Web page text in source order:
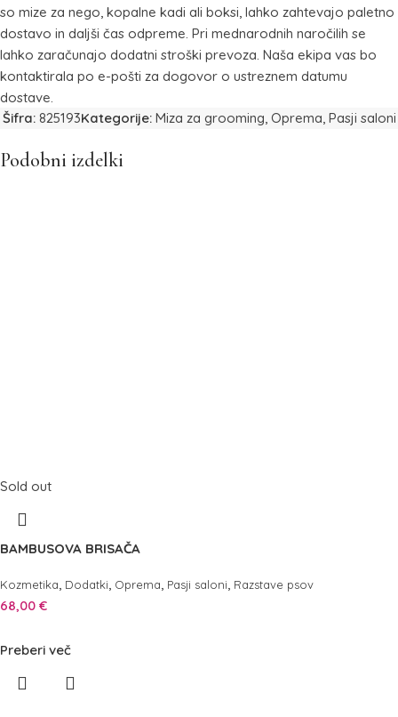
so mize za nego, kopalne kadi ali boksi, lahko zahtevajo paletno
dostavo in daljši čas odpreme. Pri mednarodnih naročilih se
lahko zaračunajo dodatni stroški prevoza. Naša ekipa vas bo
kontaktirala po e-pošti za dogovor o ustreznem datumu
dostave.
Šifra: 825193Kategorije: Miza za grooming, Oprema, Pasji saloni
Podobni izdelki
Sold out
BAMBUSOVA BRISAČA
Kozmetika, Dodatki, Oprema, Pasji saloni, Razstave psov
68,00 €
Preberi več